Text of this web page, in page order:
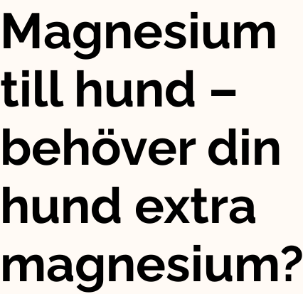
Magnesium
till hund –
behöver din
hund extra
magnesium?